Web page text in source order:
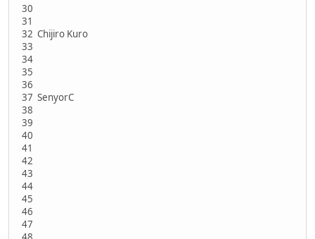
30
31
32 Chijiro Kuro
33
34
35
36
37 SenyorC
38
39
40
41
42
43
44
45
46
47